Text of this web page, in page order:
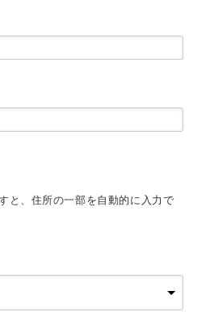
と、住所の一部を自動的に入力で